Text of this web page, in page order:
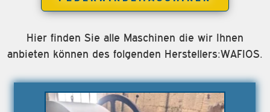
Hier finden Sie alle Maschinen die wir Ihnen
anbieten können des folgenden Herstellers:WAFIOS.